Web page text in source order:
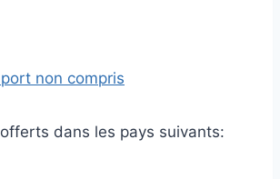
non compris
dans les pays suivants: